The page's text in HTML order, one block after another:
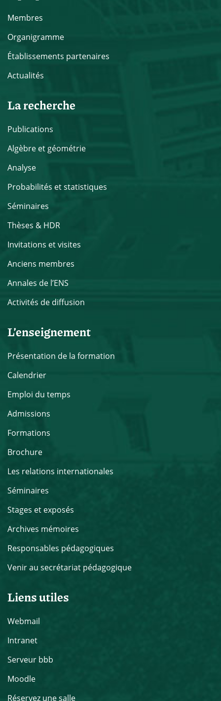
Membres
Organigramme
Établissements partenaires
Actualités
La recherche
Publications
Algèbre et géométrie
Analyse
Probabilités et statistiques
Séminaires
Thèses & HDR
Invitations et visites
Anciens membres
Annales de l’ENS
Activités de diffusion
L’enseignement
Présentation de la formation
Calendrier
Emploi du temps
Admissions
Formations
Brochure
Les relations internationales
Séminaires
Stages et exposés
Archives mémoires
Responsables pédagogiques
Venir au secrétariat pédagogique
Liens utiles
Webmail
Intranet
Serveur bbb
Moodle
Réservez une salle